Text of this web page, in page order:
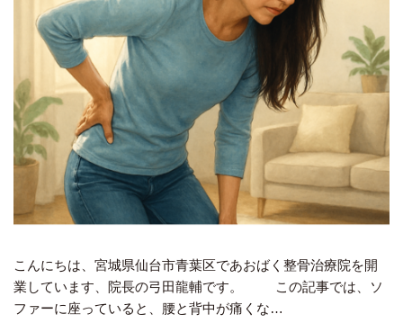
こんにちは、宮城県仙台市青葉区であおばく整骨治療院を開
業しています、院長の弓田龍輔です。 この記事では、ソ
ファーに座っていると、腰と背中が痛くな…